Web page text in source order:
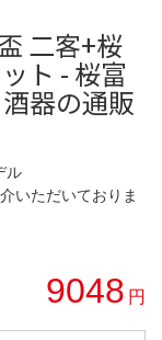
二客+桜
ト - 桜富
器の通販
ル
いただいておりま
9048 円